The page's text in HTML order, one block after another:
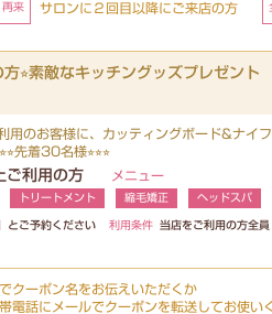
サロンに２回目以降にご来店の方
⭐︎素敵なキッチングッズプレゼント
のお客様に、カッティングボード&ナイ
先着30名様⭐︎⭐︎⭐︎
利用の方 メニュー
トリートメント 縮毛矯正 ヘッドスパ
とご予約ください 利用条件 当店をご利用の方全員
クーポン名をお伝えいただくか
電話にメールでクーポンを転送してお使い